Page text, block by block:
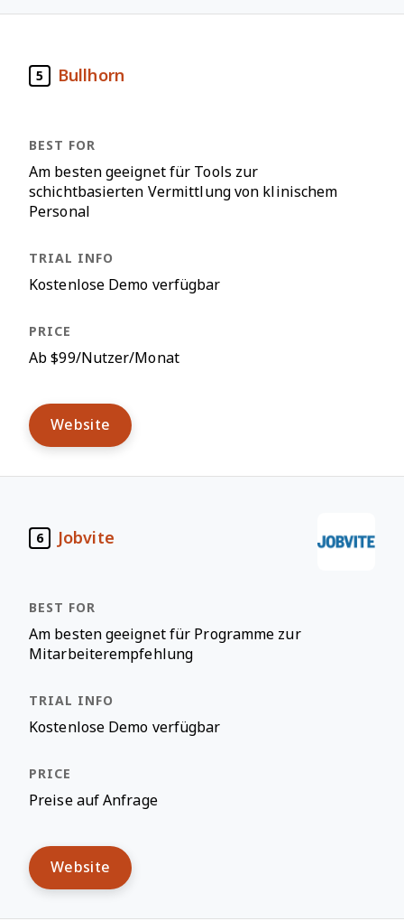
5 Bullhorn
Am besten geeignet für Tools zur
schichtbasierten Vermittlung von klinischem
Personal
Kostenlose Demo verfügbar
Ab $99/Nutzer/Monat
Website
6 Jobvite
Am besten geeignet für Programme zur
Mitarbeiterempfehlung
Kostenlose Demo verfügbar
Preise auf Anfrage
Website